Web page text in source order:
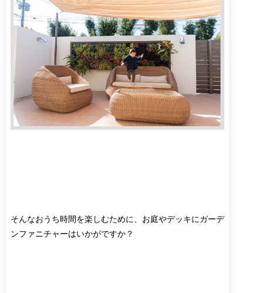
そんなおうち時間を楽しむために、お庭やデッキにガーデ
ンファニチャーはいかがですか？